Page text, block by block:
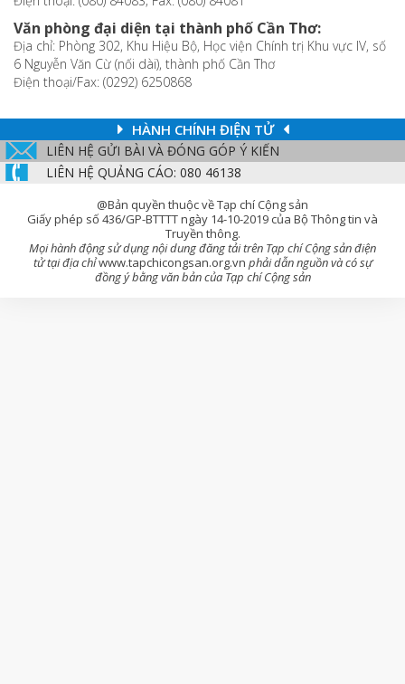
Văn phòng đại diện tại thành phố Cần Thơ:
Địa chỉ: Phòng 302, Khu Hiệu Bộ, Học viện Chính trị Khu vực IV, số
6 Nguyễn Văn Cừ (nối dài), thành phố Cần Thơ
Điện thoại/Fax: (0292) 6250868
HÀNH CHÍNH ĐIỆN TỬ
LIÊN HỆ GỬI BÀI VÀ ĐÓNG GÓP Ý KIẾN
LIÊN HỆ QUẢNG CÁO: 080 46138
@Bản quyền thuộc về Tạp chí Cộng sản
Giấy phép số 436/GP-BTTTT ngày 14-10-2019 của Bộ Thông tin và
Truyền thông.
Mọi hành động sử dụng nội dung đăng tải trên Tạp chí Cộng sản điện
tử tại địa chỉwww.tapchicongsan.org.vn phải dẫn nguồn và có sự
đồng ý bằng văn bản của Tạp chí Cộng sản